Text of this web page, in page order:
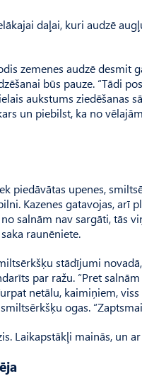
daļai, kuri audzē
zemenes audzē desmit
būs pauze. “Tādi
aukstums ziedēšanas
un piebilst, ka no
piedāvātas upenes,
Kazenes gatavojas,
salnām nav sargāti, tās
raunēniete.
stādījumi
par ražu. “Pret
netālu, kaimiņiem,
ogas.
Laikapstākļi mainās, un